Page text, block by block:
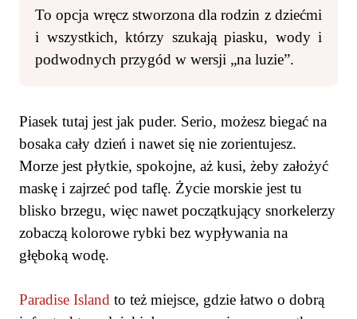
To opcja wręcz stworzona dla rodzin z dziećmi
i wszystkich, którzy szukają piasku, wody i
podwodnych przygód w wersji „na luzie”.
Piasek tutaj jest jak puder. Serio, możesz biegać na
bosaka cały dzień i nawet się nie zorientujesz.
Morze jest płytkie, spokojne, aż kusi, żeby założyć
maskę i zajrzeć pod taflę. Życie morskie jest tu
blisko brzegu, więc nawet początkujący snorkelerzy
zobaczą kolorowe rybki bez wypływania na
głęboką wodę.
Paradise Island to też miejsce, gdzie łatwo o dobrą